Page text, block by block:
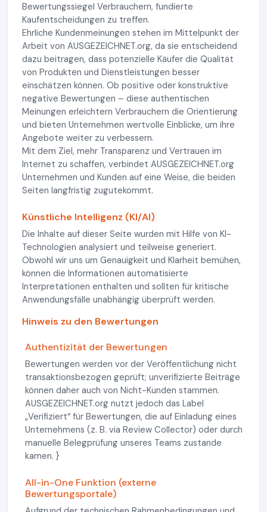
Bewertungssiegel Verbrauchern, fundierte
Kaufentscheidungen zu treffen.
Ehrliche Kundenmeinungen stehen im Mittelpunkt der
Arbeit von AUSGEZEICHNET.org, da sie entscheidend
dazu beitragen, dass potenzielle Käufer die Qualität
von Produkten und Dienstleistungen besser
einschätzen können. Ob positive oder konstruktive
negative Bewertungen – diese authentischen
Meinungen erleichtern Verbrauchern die Orientierung
und bieten Unternehmen wertvolle Einblicke, um ihre
Angebote weiter zu verbessern.
Mit dem Ziel, mehr Transparenz und Vertrauen im
Internet zu schaffen, verbindet AUSGEZEICHNET.org
Unternehmen und Kunden auf eine Weise, die beiden
Seiten langfristig zugutekommt.
Künstliche Intelligenz (KI/AI)
Die Inhalte auf dieser Seite wurden mit Hilfe von KI-
Technologien analysiert und teilweise generiert.
Obwohl wir uns um Genauigkeit und Klarheit bemühen,
können die Informationen automatisierte
Interpretationen enthalten und sollten für kritische
Anwendungsfälle unabhängig überprüft werden.
Hinweis zu den Bewertungen
Authentizität der Bewertungen
Bewertungen werden vor der Veröffentlichung nicht
transaktionsbezogen geprüft; unverifizierte Beiträge
können daher auch von Nicht-Kunden stammen.
AUSGEZEICHNET.org nutzt jedoch das Label
„Verifiziert“ für Bewertungen, die auf Einladung eines
Unternehmens (z. B. via Review Collector) oder durch
manuelle Belegprüfung unseres Teams zustande
kamen. }
All-in-One Funktion (externe
Bewertungsportale)